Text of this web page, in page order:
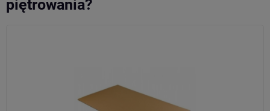
piętrowania?